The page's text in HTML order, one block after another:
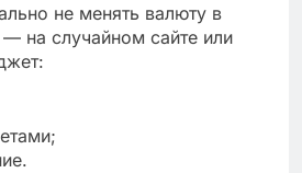
не менять валюту в
на случайном сайте или